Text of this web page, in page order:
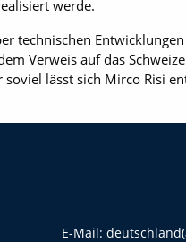
werde.
technischen
Verweis auf das
soviel lässt sich Mirco Risi
E-Mail: